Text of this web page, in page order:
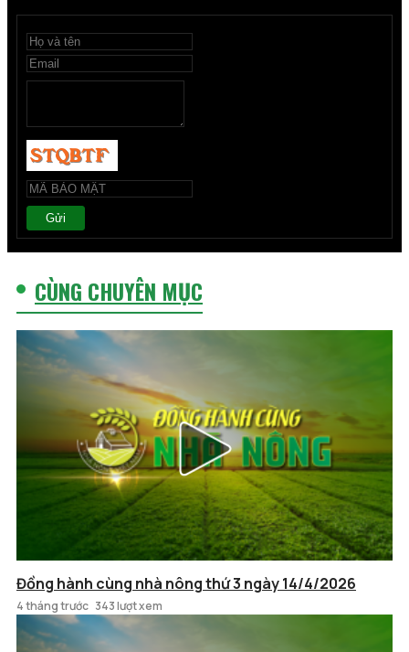
Gửi
CÙNG CHUYÊN MỤC
Đồng hành cùng nhà nông thứ 3 ngày 14/4/2026
4 tháng trước 343 lượt xem